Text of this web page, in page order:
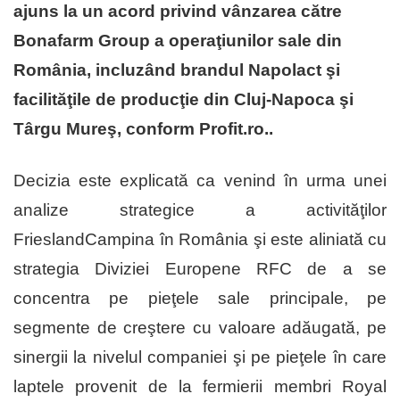
ajuns la un acord privind vânzarea către
Bonafarm Group a operaţiunilor sale din
România, incluzând brandul Napolact şi
facilităţile de producţie din Cluj-Napoca şi
Târgu Mureş, conform Profit.ro..
Decizia este explicată ca venind în urma unei
analize strategice a activităţilor
FrieslandCampina în România şi este aliniată cu
strategia Diviziei Europene RFC de a se
concentra pe pieţele sale principale, pe
segmente de creştere cu valoare adăugată, pe
sinergii la nivelul companiei şi pe pieţele în care
laptele provenit de la fermierii membri Royal